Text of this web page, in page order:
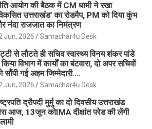
आयोग की बैठक में CM धामी ने रखा
उत्तराखंड’ का रोडमैप, PM को दिया कुंभ
नंदा राजजात का निमंत्रण
Jun, 2026 Samachar4u Desk
से लौटते ही सचिव स्वास्थ्य विनय शंकर पांडे
विभाग में कार्यों का बंटवारा, दो अपर सचिवों
सौंपी गई अहम जिम्मेदारी….
Jun, 2026 Samachar4u Desk
द्रौपदी मुर्मु का दो दिवसीय उत्तराखंड
आज, 13जून कोIMA दीक्षांत परेड की लेंगी